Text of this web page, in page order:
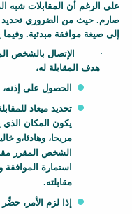
F
a
c
على الرغم أن المقابلات شبه
صارم. حيث من الضروري تحديد
إلى صيغة موافقة مبدئية.
·
الإتصال بالشخص
هدف المقابلة له،
الحصول على إذنه،
تحديد ميعاد
يكون المكان الذي
مريحا، وهادئا،و
الشخص المقرر
استمارة
مقابلته.
إذا لزم الأمر،